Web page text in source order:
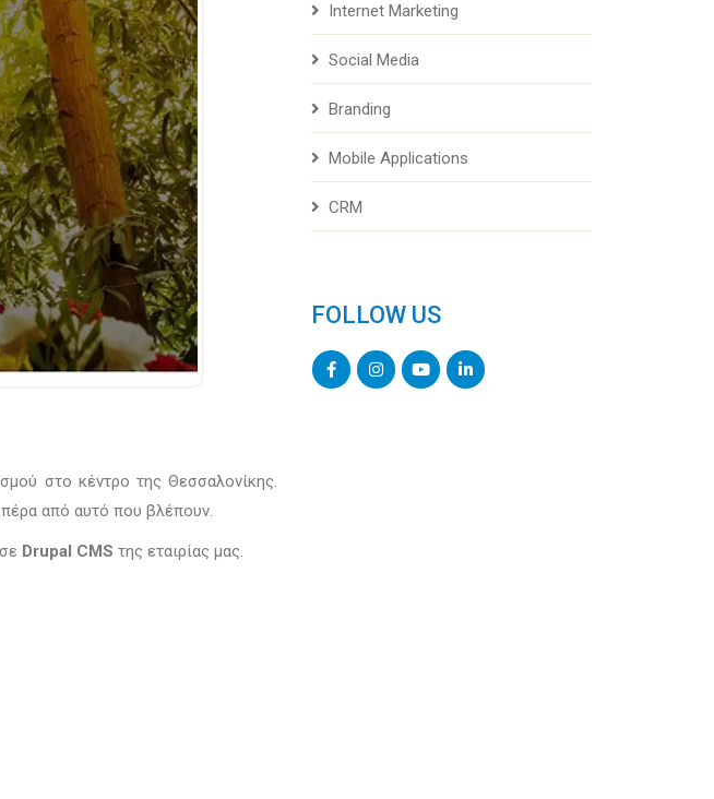
στο κέντρο της Θεσσαλονίκης.
από αυτό που βλέπουν.
Drupal CMS της εταιρίας μας.
Internet Marketing
Social Media
Branding
Mobile Applications
CRM
FOLLOW US